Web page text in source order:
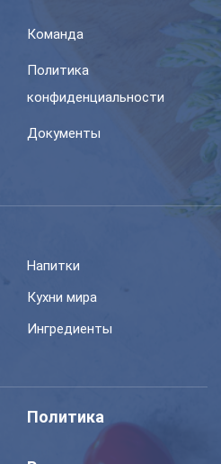
Команда
Политика
конфиденциальности
Документы
Напитки
Кухни мира
Ингредиенты
Политика